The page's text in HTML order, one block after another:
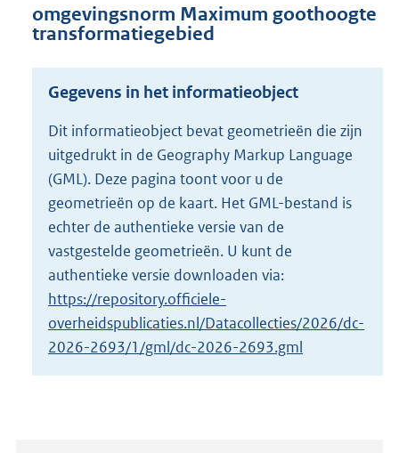
n
o
t
t
e
:
2
K
b
omgevingsnorm Maximum goothoogte
transformatiegebied
Gegevens in het informatieobject
Dit informatieobject bevat geometrieën die zijn
uitgedrukt in de Geography Markup Language
(GML). Deze pagina toont voor u de
geometrieën op de kaart. Het GML-bestand is
echter de authentieke versie van de
vastgestelde geometrieën. U kunt de
authentieke versie downloaden via:
https://repository.officiele-
overheidspublicaties.nl/Datacollecties/2026/dc-
2026-2693/1/gml/dc-2026-2693.gml